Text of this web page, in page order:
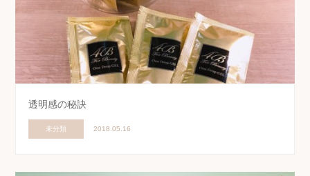
透明感の秘訣
未分類 2018.05.16